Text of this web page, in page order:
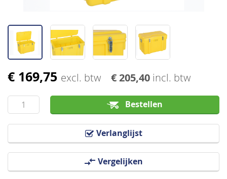
€ 169,75 excl. btw € 205,40 incl. btw
Bestellen
Verlanglijst
Vergelijken
Ga
het
begin
van